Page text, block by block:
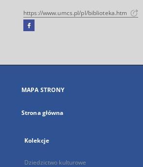
https://www.umcs.pl/pl/biblioteka.htm
Facebook
się
karcie
MAPA STRONY
Strona główna
Kolekcje
Dziedzictwo kulturowe